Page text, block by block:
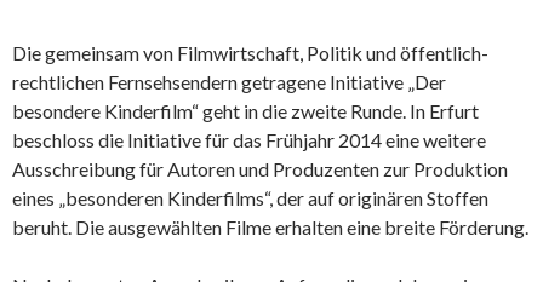
Die gemeinsam von Filmwirtschaft, Politik und öffentlich-
rechtlichen Fernsehsendern getragene Initiative „Der
besondere Kinderfilm“ geht in die zweite Runde. In Erfurt
beschloss die Initiative für das Frühjahr 2014 eine weitere
Ausschreibung für Autoren und Produzenten zur Produktion
eines „besonderen Kinderfilms“, der auf originären Stoffen
beruht. Die ausgewählten Filme erhalten eine breite Förderung.